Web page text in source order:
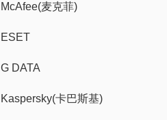
McAfee(麦克菲)
ESET
G DATA
Kaspersky(卡巴斯基)